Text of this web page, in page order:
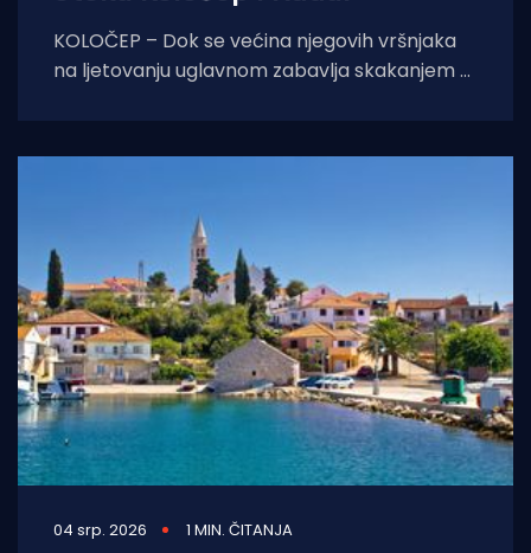
KOLOČEP – Dok se većina njegovih vršnjaka
na ljetovanju uglavnom zabavlja skakanjem u
04 srp. 2026 1 MIN. ČITANJA